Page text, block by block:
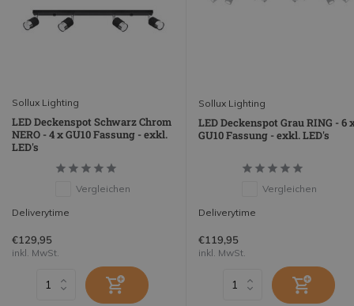
Sollux Lighting
LED Deckenspot Schwarz Chrom
NERO - 4 x GU10 Fassung - exkl.
LED's
Vergleichen
Deliverytime
€129,95
inkl. MwSt.
Sollux Lighting
LED Deckenspot Grau RING - 6
GU10 Fassung - exkl. LED's
Vergleichen
Deliverytime
€119,95
inkl. MwSt.